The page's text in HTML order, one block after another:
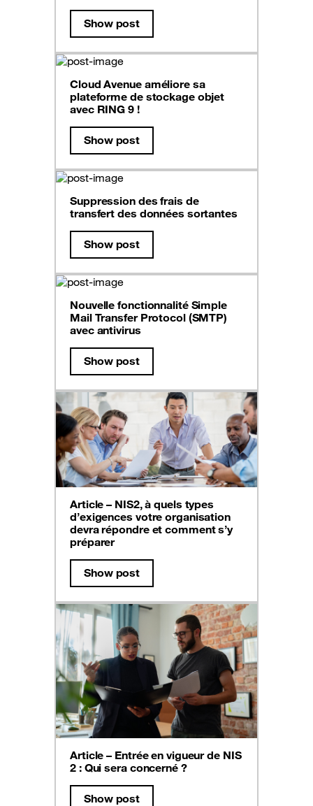
Show post
Cloud Avenue améliore sa
plateforme de stockage objet
avec RING 9 !
Show post
Suppression des frais de
transfert des données sortantes
Show post
Nouvelle fonctionnalité Simple
Mail Transfer Protocol (SMTP)
avec antivirus
Show post
Article – NIS2, à quels types
d’exigences votre organisation
devra répondre et comment s’y
préparer
Show post
Article – Entrée en vigueur de NIS
2 : Qui sera concerné ?
Show post